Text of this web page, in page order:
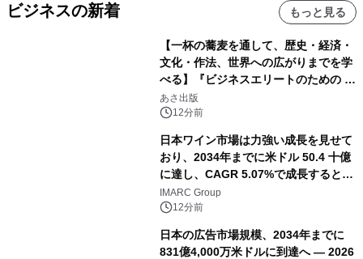
ビジネスの新着 もっと見る
【一杯の蕎麦を通して、歴史・経済・
文化・作法、世界への広がりまでを学
べる】『ビジネスエリートのための 教
養としての蕎麦』2026年8月25日
（火）発売
あさ出版
12分前
日本ワイン市場は力強い成長を見せて
おり、2034年までに米ドル 50.4 十億
に達し、CAGR 5.07%で成長すると予
測
IMARC Group
12分前
日本の広告市場規模、2034年までに
831億4,000万米ドルに到達へ ― 2026